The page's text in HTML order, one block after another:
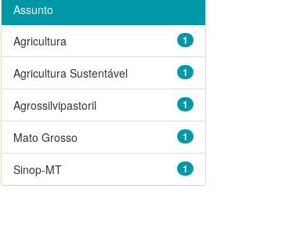
Assunto
1
Agricultura
1
Agricultura Sustentável
1
Agrossilvipastoril
1
Mato Grosso
1
Sinop-MT